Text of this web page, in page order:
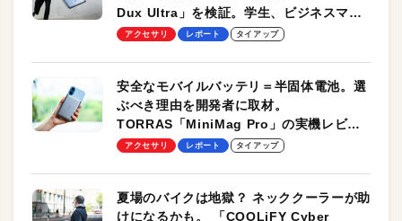
Dux Ultra」を検証。学生、ビジネスマン
のモバイルユースに最適！
アクセサリ レポート タイアップ
安全なモバイルバッテリ＝半固体電池。選
ぶべき理由を開発者に取材。
TORRAS「MiniMag Pro」の実機レビュ
ーも
アクセサリ レポート タイアップ
夏場のバイクは地獄？ ネッククーラーが助
けになるかも。 「COOLiFY Cyber